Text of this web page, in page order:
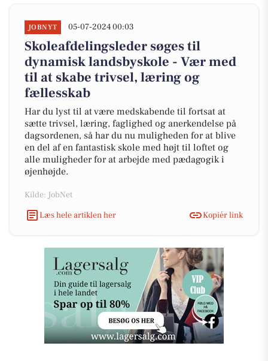
JOBNYT 05-07-2024 00:03
Skoleafdelingsleder søges til
dynamisk landsbyskole - Vær med
til at skabe trivsel, læring og
fællesskab
Har du lyst til at være medskabende til fortsat at
sætte trivsel, læring, faglighed og anerkendelse på
dagsordenen, så har du nu muligheden for at blive
en del af en fantastisk skole med højt til loftet og
alle muligheder for at arbejde med pædagogik i
øjenhøjde.
Kilde: JobNet
Læs hele artiklen her
Kopiér link